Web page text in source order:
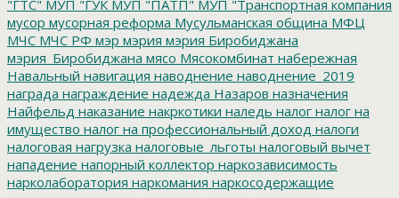
"ГТС" МУП "ГУК МУП "ПАТП" МУП "Транспортная компания
мусор мусорная реформа Мусульманская община МФЦ
МЧС МЧС РФ мэр мэрия мэрия Биробиджана
мэрия_Биробиджана мясо Мясокомбинат набережная
Навальный навигация наводнение наводнение_2019
награда награждение надежда Назаров назначения
Найфельд наказание накркотики наледь налог налог на
имущество налог на профессиональный доход налоги
налоговая нагрузка налоговые_льготы налоговый вычет
нападение напорный коллектор наркозависимость
нарколаборатория наркомания наркосодержащие